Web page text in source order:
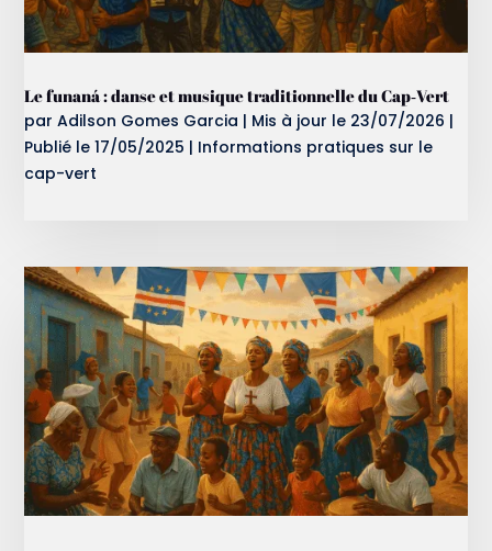
Le funaná : danse et musique traditionnelle du Cap‑Vert
parAdilson Gomes Garcia | Mis à jour le 23/07/2026 |
Publié le 17/05/2025 | Informations pratiques sur le
cap-vert